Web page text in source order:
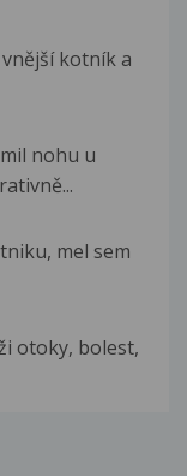
kotník a
nohu u
mel sem
otoky, bolest,